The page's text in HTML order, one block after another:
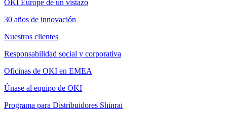
OKI Europe de un vistazo
30 años de innovación
Nuestros clientes
Responsabilidad social y corporativa
Oficinas de OKI en EMEA
Únase al equipo de OKI
Programa para Distribuidores Shinrai